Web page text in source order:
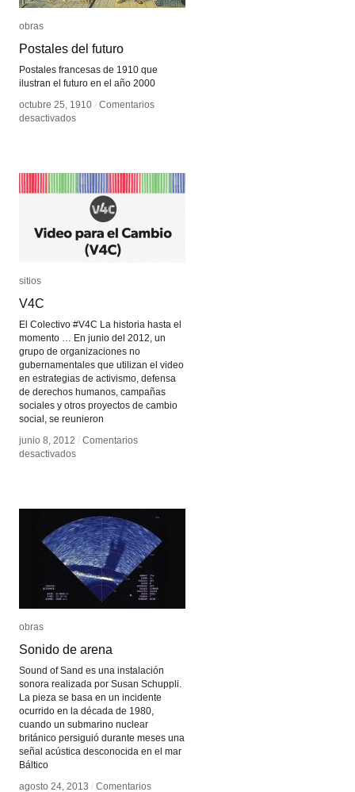
obras
Postales del futuro
Postales francesas de 1910 que
ilustran el futuro en el año 2000
octubre 25, 1910 / Comentarios
desactivadosen
obras
Postales del futuro
octubre 25, 1910 / Comentarios
desactivadosen
sitios
V4C
El Colectivo #V4C La historia hasta el
momento … En junio del 2012, un
grupo de organizaciones no
gubernamentales que utilizan el video
en estrategias de activismo, defensa
de derechos humanos, campañas
sociales y otros proyectos de cambio
social, se reunieron
junio 8, 2012 / Comentarios
desactivadosen
sitios
V4C
junio 8, 2012 / Comentarios
desactivadosen
obras
Sonido de arena
Sound of Sand es una instalación
sonora realizada por Susan Schuppli.
La pieza se basa en un incidente
ocurrido en la década de 1980,
cuando un submarino nuclear
británico persiguió durante meses una
señal acústica desconocida en el mar
Báltico
agosto 24, 2013 / Comentarios
obras
Sonido de arena
agosto 24, 2013 / Comentarios